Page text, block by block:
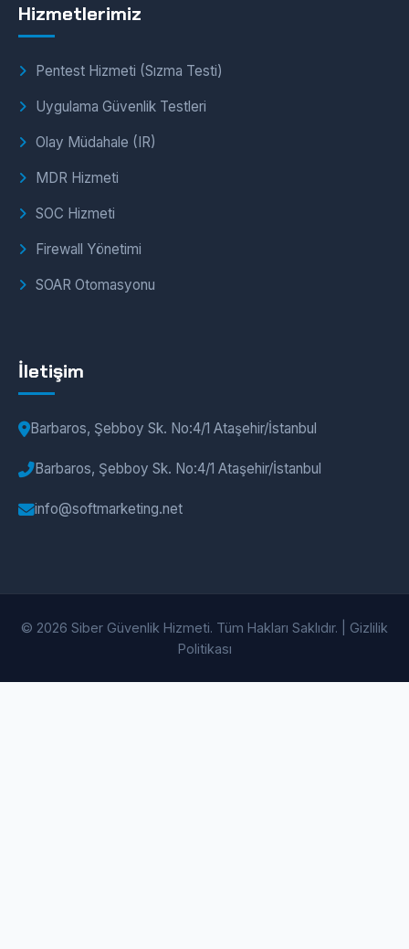
Hizmetlerimiz
Pentest Hizmeti (Sızma Testi)
Uygulama Güvenlik Testleri
Olay Müdahale (IR)
MDR Hizmeti
SOC Hizmeti
Firewall Yönetimi
SOAR Otomasyonu
İletişim
Barbaros, Şebboy Sk. No:4/1 Ataşehir/İstanbul
Barbaros, Şebboy Sk. No:4/1 Ataşehir/İstanbul
info@softmarketing.net
© 2026 Siber Güvenlik Hizmeti. Tüm Hakları Saklıdır. | Gizlilik
Politikası